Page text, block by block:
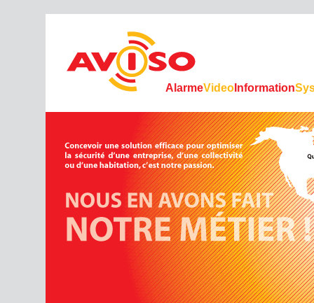
AlarmeVideo Information